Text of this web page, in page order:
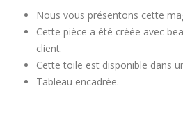
Nous vous présentons cette
Cette pièce a été créée avec
client.
Cette toile est disponible dans
Tableau encadrée.